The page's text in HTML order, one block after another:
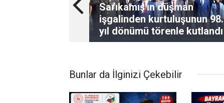
Sarıkamış'ın düşman
işgalinden kurtuluşunun 98.
yıl dönümü törenle kutlandı
Bunlar da İlginizi Çekebilir